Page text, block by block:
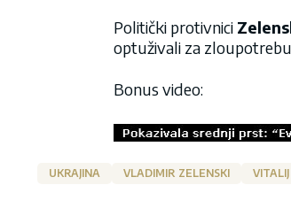
Politički protivnici
optuživali za
Bonus video:
UKRAJINA VLADIMIR ZELENSKI